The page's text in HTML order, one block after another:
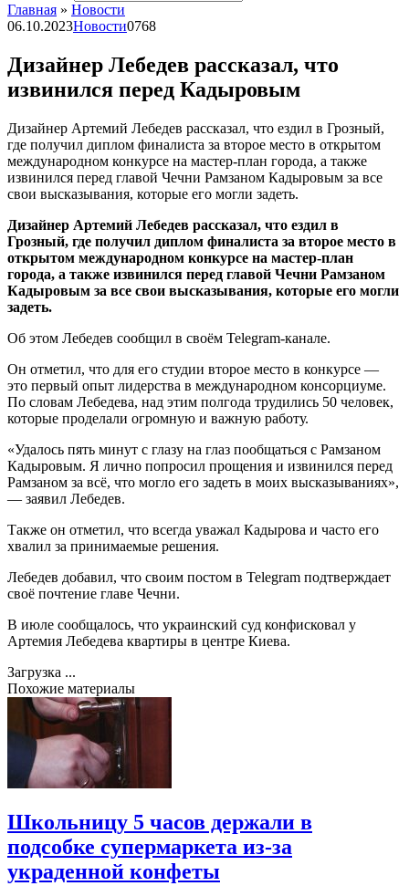
Главная » Новости
06.10.2023Новости0768
Дизайнер Лебедев рассказал, что
извинился перед Кадыровым
Дизайнер Артемий Лебедев рассказал, что ездил в Грозный,
где получил диплом финалиста за второе место в открытом
международном конкурсе на мастер-план города, а также
извинился перед главой Чечни Рамзаном Кадыровым за все
свои высказывания, которые его могли задеть.
Дизайнер Артемий Лебедев рассказал, что ездил в
Грозный, где получил диплом финалиста за второе место в
открытом международном конкурсе на мастер-план
города, а также извинился перед главой Чечни Рамзаном
Кадыровым за все свои высказывания, которые его могли
задеть.
Об этом Лебедев сообщил в своём Telegram-канале.
Он отметил, что для его студии второе место в конкурсе —
это первый опыт лидерства в международном консорциуме.
По словам Лебедева, над этим полгода трудились 50 человек,
которые проделали огромную и важную работу.
«Удалось пять минут с глазу на глаз пообщаться с Рамзаном
Кадыровым. Я лично попросил прощения и извинился перед
Рамзаном за всё, что могло его задеть в моих высказываниях»,
— заявил Лебедев.
Также он отметил, что всегда уважал Кадырова и часто его
хвалил за принимаемые решения.
Лебедев добавил, что своим постом в Telegram подтверждает
своё почтение главе Чечни.
В июле сообщалось, что украинский суд конфисковал у
Артемия Лебедева квартиры в центре Киева.
Загрузка ...
Похожие материалы
Школьницу 5 часов держали в
подсобке супермаркета из-за
украденной конфеты